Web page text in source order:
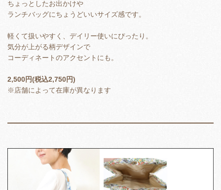
ちょっとしたお出かけや
ランチバッグにちょうどいいサイズ感です。
軽くて扱いやすく、デイリー使いにぴったり。
気分が上がる柄デザインで
コーディネートのアクセントにも。
2,500円(税込2,750円)
※店舗によって在庫が異なります